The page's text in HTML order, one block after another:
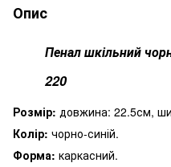
Опис
Пенал шкільний
220
Розмір: довжина: 22.5см,
Колір: чорно-синій.
Форма: каркасний.